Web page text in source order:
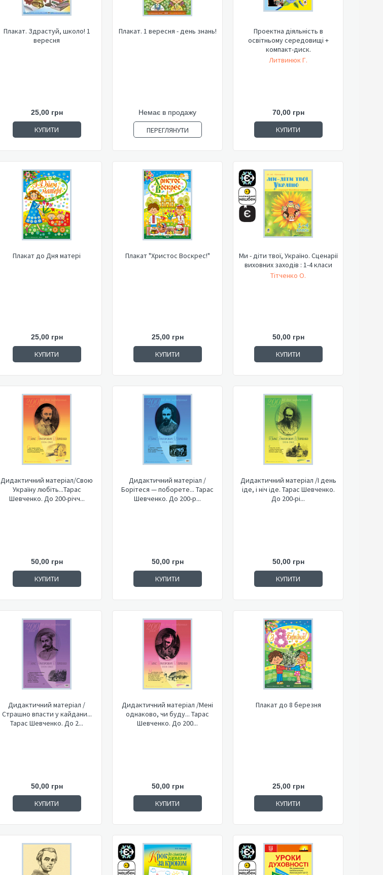
Плакат. Здрастуй, школо! 1
вересня
25,00 грн
КУПИТИ
Плакат. 1 вересня - день знань!
Немає в продажу
ПЕРЕГЛЯНУТИ
Проектна діяльність в
освітньому середовищі +
компакт-диск.
Литвинюк Г.
70,00 грн
КУПИТИ
Плакат до Дня матері
25,00 грн
КУПИТИ
Плакат "Христос Воскрес!"
25,00 грн
КУПИТИ
Ми - діти твої, Україно. Сценарії
виховних заходів : 1-4 класи
Тітченко О.
50,00 грн
КУПИТИ
Дидактичний матеріал/Свою
Україну любіть...Тарас
Шевченко. До 200-річч...
50,00 грн
КУПИТИ
Дидактичний матеріал /
Борітеся — поборете... Тарас
Шевченко. До 200-р...
50,00 грн
КУПИТИ
Дидактичний матеріал /І день
іде, і ніч іде. Тарас Шевченко.
До 200-рі...
50,00 грн
КУПИТИ
Дидактичний матеріал /
Страшно впасти у кайдани...
Тарас Шевченко. До 2...
50,00 грн
КУПИТИ
Дидактичний матеріал /Мені
однаково, чи буду... Тарас
Шевченко. До 200...
50,00 грн
КУПИТИ
Плакат до 8 березня
25,00 грн
КУПИТИ